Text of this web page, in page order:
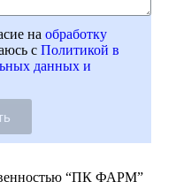
на обработку
с Политикой в
данных и
“ПК ФАРМ”